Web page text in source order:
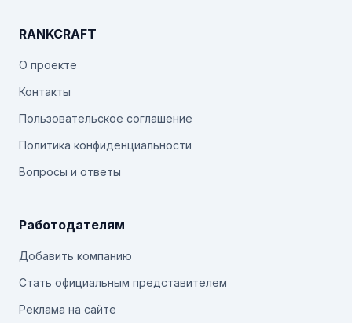
RANKCRAFT
О проекте
Контакты
Пользовательское соглашение
Политика конфиденциальности
Вопросы и ответы
Работодателям
Добавить компанию
Стать официальным представителем
Реклама на сайте